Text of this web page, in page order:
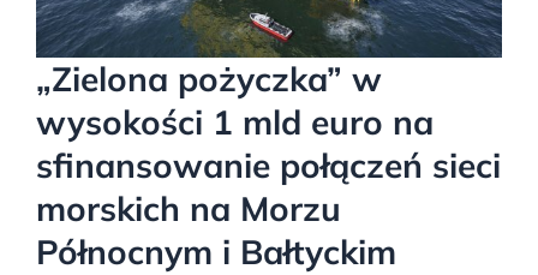
„Zielona pożyczka” w
wysokości 1 mld euro na
sfinansowanie połączeń sieci
morskich na Morzu
Północnym i Bałtyckim